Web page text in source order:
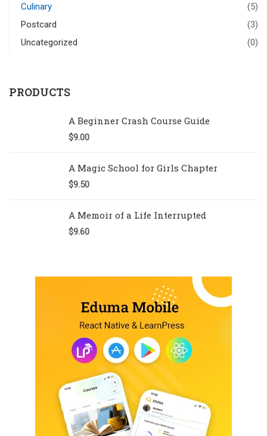
Culinary
(5)
Postcard
(3)
Uncategorized
(0)
PRODUCTS
A Beginner Crash Course Guide
$9.00
A Magic School for Girls Chapter
$9.50
A Memoir of a Life Interrupted
$9.60